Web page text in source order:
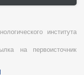
института
на первоисточник